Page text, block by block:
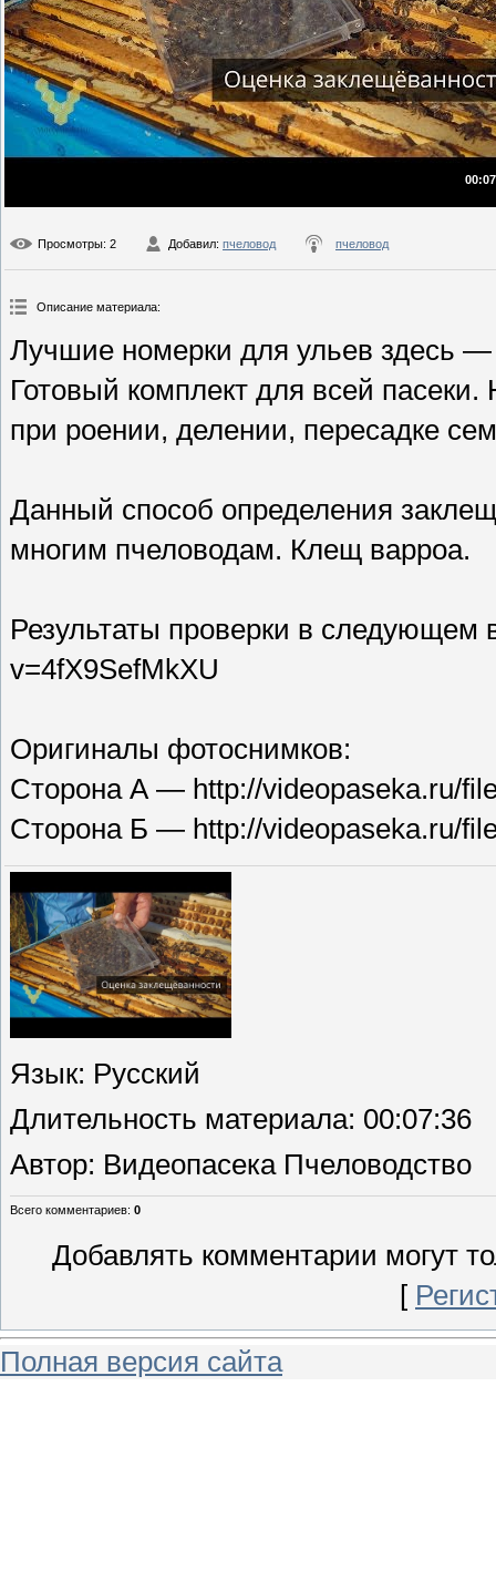
Просмотры: 2 Добавил: пчеловод пчеловод
Описание материала:
Лучшие номерки для ульев здесь —
Готовый комплект для всей
при роении, делении, пересадке
Данный способ определения
многим пчеловодам. Клещ варроа.
Результаты проверки в
v=4fX9SefMkXU
Оригиналы фотоснимков:
Сторона А — http://videopaseka.ru/
Сторона Б — http://videopaseka.ru/
Язык: Русский
Длительность материала: 00:07:36
Автор: Видеопасека Пчеловодство
Всего комментариев: 0
Добавлять комментарии могут
[
Полная версия сайта